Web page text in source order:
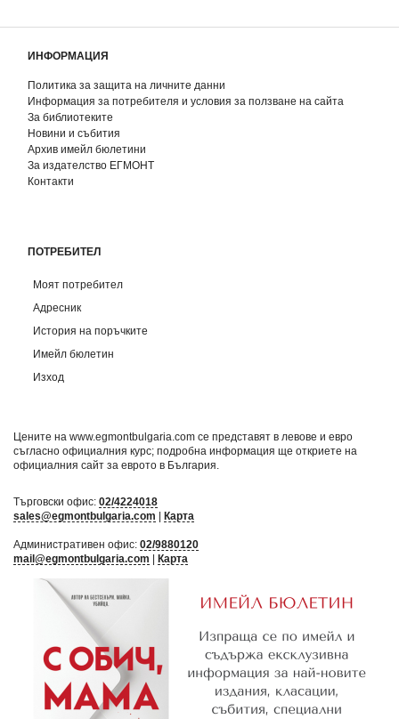
ИНФОРМАЦИЯ
Политика за защита на личните данни
Информация за потребителя и условия за ползване на сайта
За библиотеките
Новини и събития
Архив имейл бюлетини
За издателство ЕГМОНТ
Контакти
ПОТРЕБИТЕЛ
Моят потребител
Адресник
История на поръчките
Имейл бюлетин
Изход
Цените на www.egmontbulgaria.com се представят в левове и евро
съгласно официалния курс; подробна информация ще откриете на
официалния сайт за еврото в България
Търговски офис: 02/4224018
sales@egmontbulgaria.com | Карта
Административен офис: 02/9880120
mail@egmontbulgaria.com | Карта